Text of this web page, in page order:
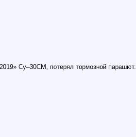
Су–30СМ, потерял тормозной парашют.